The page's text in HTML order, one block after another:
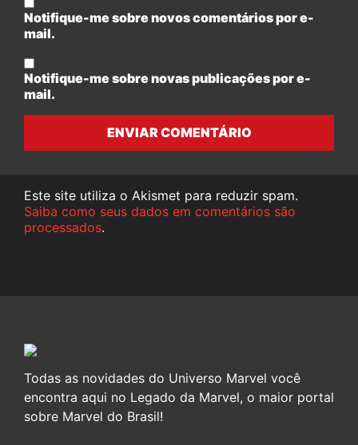
Notifique-me sobre novos comentários por e-
mail.
Notifique-me sobre novas publicações por e-
mail.
ENVIAR COMENTÁRIO
Este site utiliza o Akismet para reduzir spam.
Saiba como seus dados em comentários são
processados.
Todas as novidades do Universo Marvel você
encontra aqui no Legado da Marvel, o maior portal
sobre Marvel do Brasil!